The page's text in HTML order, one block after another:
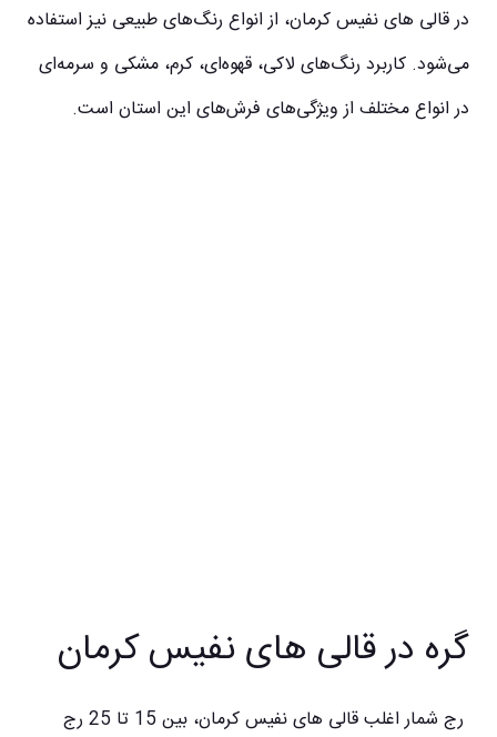
در قالی‌ های نفیس کرمان، از انواع رنگ‌های طبیعی نیز استفاده
می‌شود. کاربرد رنگ‌های لاکی، قهوه‌ای، کرم، مشکی و سرمه‌ای
در انواع مختلف از ویژگی‌های فرش‌های این استان است.
گره در قالی‌ های نفیس کرمان
رج شمار اغلب قالی‌ های نفیس کرمان، بین 15 تا 25 رج